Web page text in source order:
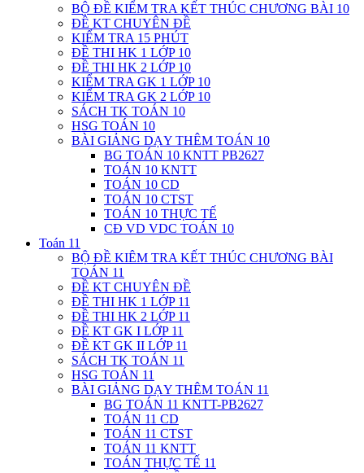
BỘ ĐỀ KIỂM TRA KẾT THÚC CHƯƠNG BÀI 10
ĐỀ KT CHUYÊN ĐỀ
KIỂM TRA 15 PHÚT
ĐỀ THI HK 1 LỚP 10
ĐỀ THI HK 2 LỚP 10
KIỂM TRA GK 1 LỚP 10
KIỂM TRA GK 2 LỚP 10
SÁCH TK TOÁN 10
HSG TOÁN 10
BÀI GIẢNG DẠY THÊM TOÁN 10
BG TOÁN 10 KNTT PB2627
TOÁN 10 KNTT
TOÁN 10 CD
TOÁN 10 CTST
TOÁN 10 THỰC TẾ
CĐ VD VDC TOÁN 10
Toán 11
BỘ ĐỀ KIÊM TRA KẾT THÚC CHƯƠNG BÀI
TOÁN 11
ĐỀ KT CHUYÊN ĐỀ
ĐỀ THI HK 1 LỚP 11
ĐỀ THI HK 2 LỚP 11
ĐỀ KT GK I LỚP 11
ĐỀ KT GK II LỚP 11
SÁCH TK TOÁN 11
HSG TOÁN 11
BÀI GIẢNG DẠY THÊM TOÁN 11
BG TOÁN 11 KNTT-PB2627
TOÁN 11 CD
TOÁN 11 CTST
TOÁN 11 KNTT
TOÁN THỰC TẾ 11